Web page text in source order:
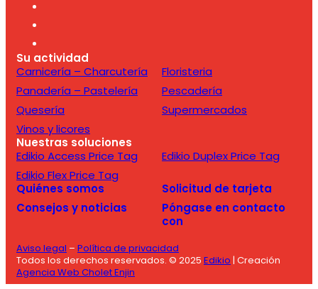
Su actividad
Carnicería – Charcutería
Floristeria
Panadería – Pastelería
Pescadería
Quesería
Supermercados
Vinos y licores
Nuestras soluciones
Edikio Access Price Tag
Edikio Duplex Price Tag
Edikio Flex Price Tag
Quiénes somos
Solicitud de tarjeta
Consejos y noticias
Póngase en contacto
con
Aviso legal – Política de privacidad
Todos los derechos reservados. © 2025 Edikio | Creación
Agencia Web Cholet Enjin